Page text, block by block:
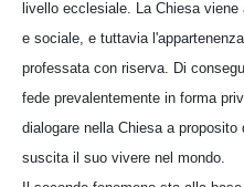
livello ecclesiale. La Chiesa
e sociale, e tuttavia
professata con riserva. Di
fede prevalentemente in forma
dialogare nella Chiesa a
suscita il suo vivere nel mondo.